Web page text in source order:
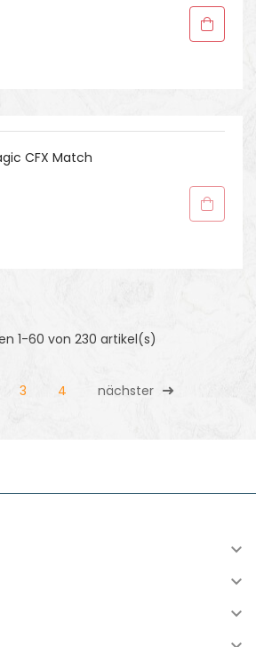
CFX Match
1-60 von 230 artikel(s)
3 4 nächster


